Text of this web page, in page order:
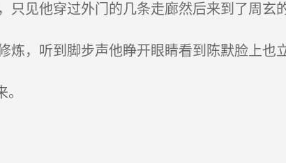
见他穿过外门的几条走廊然后来到了周玄
，听到脚步声他睁开眼睛看到陈默脸上也